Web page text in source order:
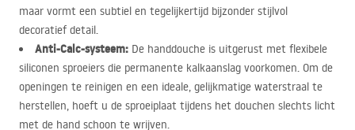
maar vormt een subtiel en tegelijkertijd bijzonder stijlvol
decoratief detail.
Anti-Calc-systeem: De handdouche is uitgerust met flexibele
siliconen sproeiers die permanente kalkaanslag voorkomen. Om de
openingen te reinigen en een ideale, gelijkmatige waterstraal te
herstellen, hoeft u de sproeiplaat tijdens het douchen slechts licht
met de hand schoon te wrijven.